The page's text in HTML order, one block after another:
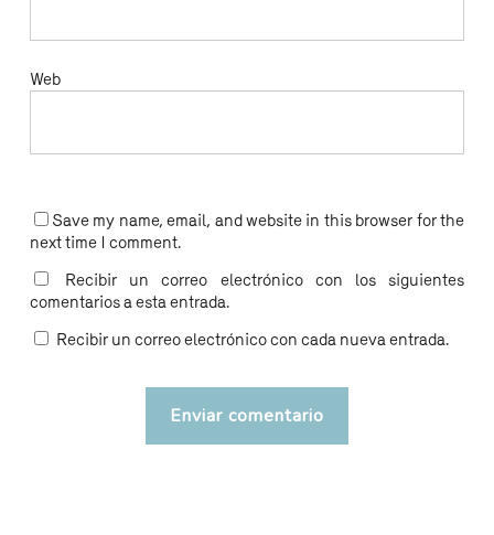
Web
Save my name, email, and website in this browser for the
next time I comment.
Recibir un correo electrónico con los siguientes
comentarios a esta entrada.
Recibir un correo electrónico con cada nueva entrada.